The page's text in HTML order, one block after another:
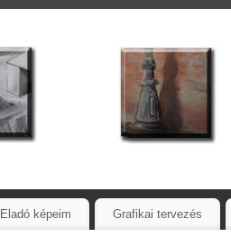
Eladó képeim Grafikai tervezés